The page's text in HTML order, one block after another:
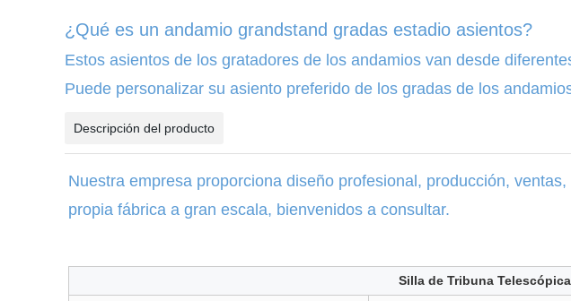
¿Qué es un andamio grandstand gradas estadio asientos?
Estos asientos de los gratadores de los andamios van desde
Puede personalizar su asiento preferido de los gradas de los
Descripción del producto
Nuestra empresa proporciona diseño profesional, producción,
propia fábrica a gran escala, bienvenidos a consultar.
Silla de Tribuna